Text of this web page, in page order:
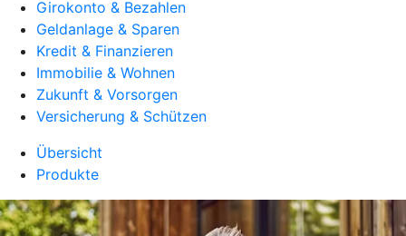
Girokonto & Bezahlen
Geldanlage & Sparen
Kredit & Finanzieren
Immobilie & Wohnen
Zukunft & Vorsorgen
Versicherung & Schützen
Übersicht
Produkte